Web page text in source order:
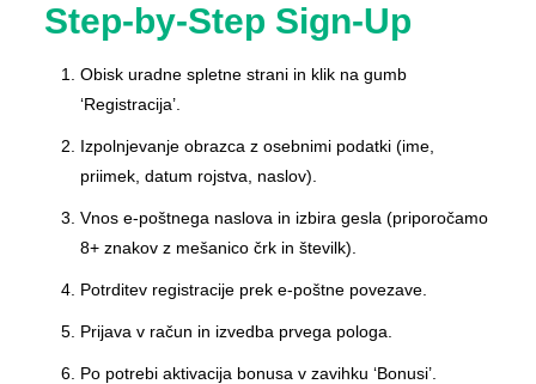
Step-by-Step Sign-Up
Obisk uradne spletne strani in klik na gumb
‘Registracija’.
Izpolnjevanje obrazca z osebnimi podatki (ime,
priimek, datum rojstva, naslov).
Vnos e-poštnega naslova in izbira gesla (priporočamo
8+ znakov z mešanico črk in številk).
Potrditev registracije prek e-poštne povezave.
Prijava v račun in izvedba prvega pologa.
Po potrebi aktivacija bonusa v zavihku ‘Bonusi’.